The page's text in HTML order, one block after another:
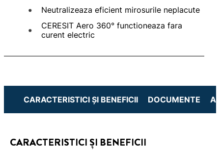
Neutralizeaza eficient mirosurile neplacute
CERESIT Aero 360° functioneaza fara
curent electric
CARACTERISTICI ȘI BENEFICII DOCUMENTE
CARACTERISTICI ȘI BENEFICII